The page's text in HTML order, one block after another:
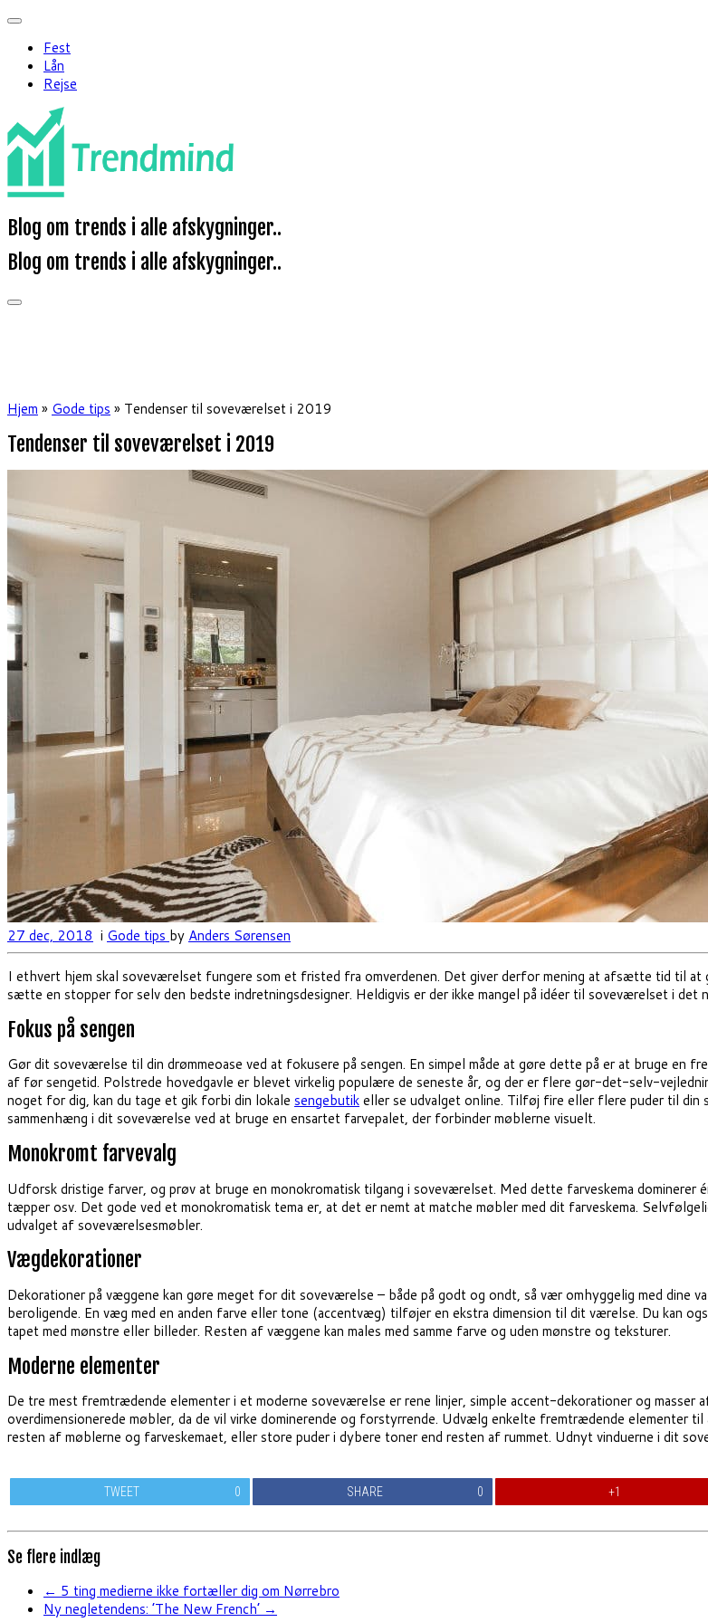
Fest
Lån
Rejse
Blog om trends i alle afskygninger..
Blog om trends i alle afskygninger..
Hjem » Gode tips » Tendenser til soveværelset i 2019
Tendenser til soveværelset i 2019
27 dec, 2018 i Gode tips by Anders Sørensen
I ethvert hjem skal soveværelset fungere som et fristed fra omverdenen. Det giver derfor mening at afsætte tid til
sætte en stopper for selv den bedste indretningsdesigner. Heldigvis er der ikke mangel på idéer til soveværelset i det
Fokus på sengen
Gør dit soveværelse til din drømmeoase ved at fokusere på sengen. En simpel måde at gøre dette på er at bruge
af før sengetid. Polstrede hovedgavle er blevet virkelig populære de seneste år, og der er flere gør-det-selv-
noget for dig, kan du tage et gik forbi din lokale sengebutikeller se udvalget online. Tilføj fire eller flere puder til din
sammenhæng i dit soveværelse ved at bruge en ensartet farvepalet, der forbinder møblerne visuelt.
Monokromt farvevalg
Udforsk dristige farver, og prøv at bruge en monokromatisk tilgang i soveværelset. Med dette farveskema
tæpper osv. Det gode ved et monokromatisk tema er, at det er nemt at matche møbler med dit farveskema.
udvalget af soveværelsesmøbler.
Vægdekorationer
Dekorationer på væggene kan gøre meget for dit soveværelse – både på godt og ondt, så vær omhyggelig med dine
beroligende. En væg med en anden farve eller tone (accentvæg) tilføjer en ekstra dimension til dit værelse. Du kan
tapet med mønstre eller billeder. Resten af væggene kan males med samme farve og uden mønstre og teksturer.
Moderne elementer
De tre mest fremtrædende elementer i et moderne soveværelse er rene linjer, simple accent-dekorationer og
overdimensionerede møbler, da de vil virke dominerende og forstyrrende. Udvælg enkelte fremtrædende elementer
resten af møblerne og farveskemaet, eller store puder i dybere toner end resten af rummet. Udnyt vinduerne i dit
TWEET 0 SHARE 0 +1
Se flere indlæg
← 5 ting medierne ikke fortæller dig om Nørrebro
Ny negletendens: ’The New French’ →